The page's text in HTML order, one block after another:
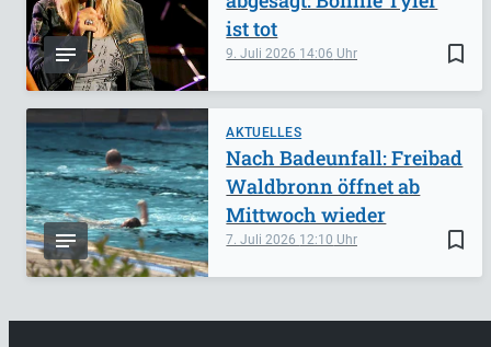
bookmark_border
9. Juli 2026 14:06
ist tot
AKTUELLES
bookmark_border
7. Juli 2026 12:10
Nach Badeunfall: Freibad
Waldbronn öffnet ab
Mittwoch wieder